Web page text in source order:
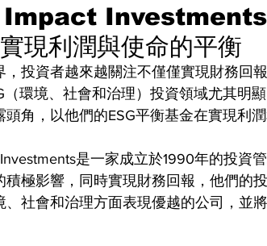
現利潤與使命的平衡
，投資者越來越關注不僅僅實現財務回
（環境、社會和治理）投資領域尤其明
角，以他們的ESG平衡基金在實現利
是一家成立於1990年的投資
積極影響，同時實現財務回報，他們的
社會和治理方面表現優越的公司，並